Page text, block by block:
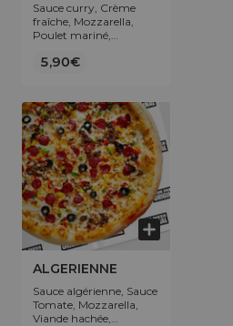
Sauce curry, Crème
fraîche, Mozzarella,
Poulet mariné,
5,90€
ALGERIENNE
Sauce algérienne, Sauce
Tomate, Mozzarella,
Viande hachée,